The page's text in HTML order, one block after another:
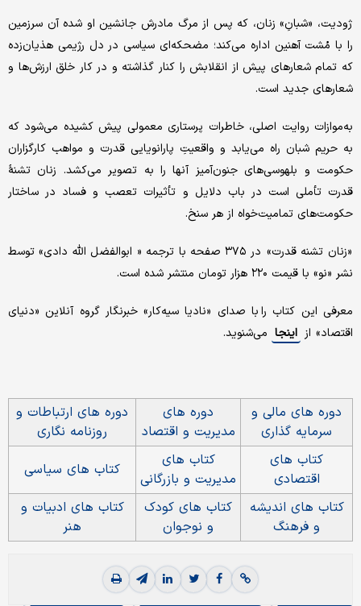
ژودیت، «شبانِ» زنان، که پس از مرگ مادرش جانشین او شده آن سرزمین
را با مُشت آهنین اداره می‌کند؛ مضحکه‌ای سیاسی در دل رژیمی هذیان‌زده
که تمام شعارهای پیش از انقلابش را کنار گذاشته و در کار خلق ارزش‌ها و
شعارهای جدید است.
به‌موازات روایت اصلی، خاطرات پرستاری معمولی پیش کشیده می‌شود که
به حریم شبان راه می‌یابد و واقعیتِ پارانویایی قدرت و مواهب کارگزاران
حکومت و بلهوسی‌های جنون‌آمیز آنها را به تصویر می‌کشد. زنان تشنهٔ
قدرت تأملی است در باب دلایل و تأثیرات تعصب و فساد در ساختار
حکومت‌های تمامیت‌خواه از هر سنخ.
«زنان تشنه قدرت» در ۳۷۵ صفحه با ترجمه « ابوالفضل الله دادی» توسط
نشر «نو» با قیمت ۲۲۰ هزار تومان منتشر شده است.
معرفی این کتاب را با صدای «نادیا سیه‌کار» خبرنگار گروه آنلاین «دنیای
اقتصاد» از اینجا می‌شنوید.
دوره های مالی و
سرمایه گذاری
دوره های
مدیریت و اقتصاد
دوره های ارتباطات و
روزنامه نگاری
کتاب های
اقتصادی
کتاب های
مدیریت و بازرگانی
کتاب های سیاسی
کتاب های اندیشه
و فرهنگ
کتاب های کودک
و نوجوان
کتاب های ادبیات و
هنر